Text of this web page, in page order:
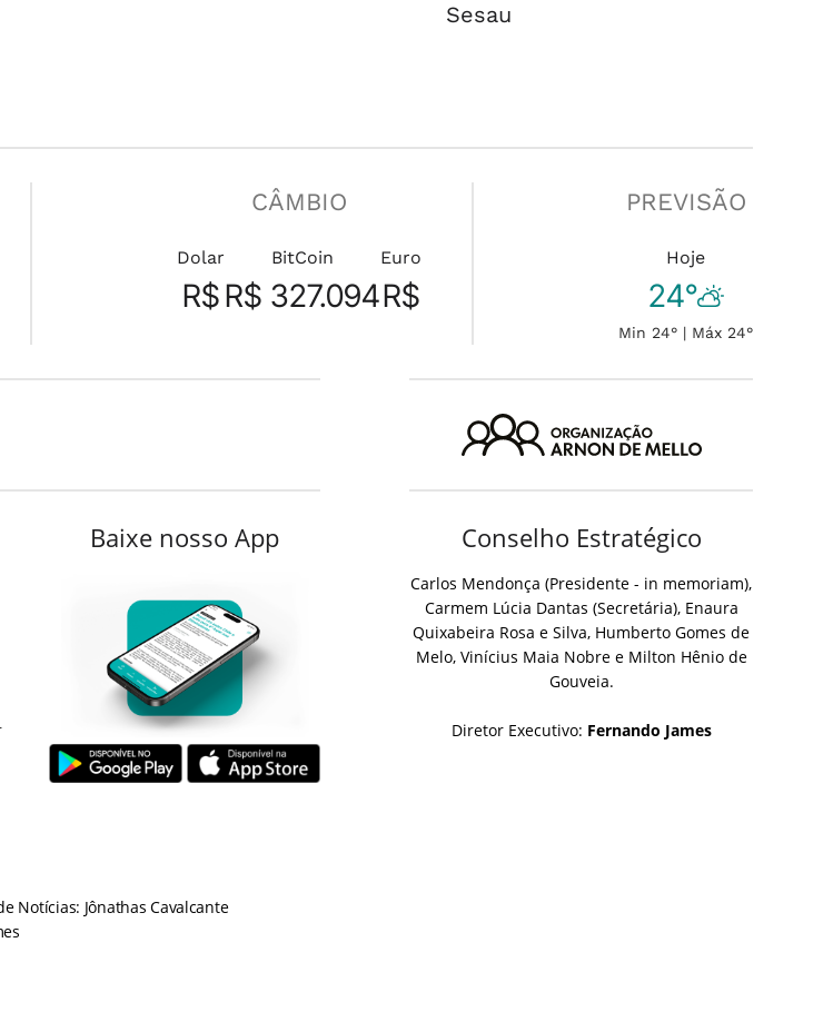
Sesau
CÂMBIO
Dolar
R$
BitCoin
R$ 327.094
Euro
R$
PREVISÃO
Hoje
24°
Min 24° | Máx 24°
Notícias: Jônathas Cavalcante
Baixe nosso App Conselho Estratégico
Carlos Mendonça (Presidente - in memoriam),
Carmem Lúcia Dantas (Secretária), Enaura
Quixabeira Rosa e Silva, Humberto Gomes de
Melo, Vinícius Maia Nobre e Milton Hênio de
Gouveia.
Diretor Executivo: Fernando James